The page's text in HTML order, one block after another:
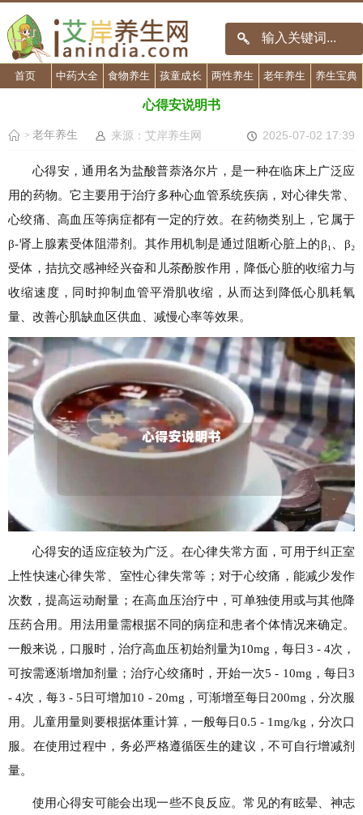
首页 中药大全 食物养生 孩童成长 两性养生 老年养生 养生宝典
心得安说明书
> 老年养生 来源：艾岸养生网 2025-07-02 17:39
心得安，通用名为盐酸普萘洛尔片，是一种在临床上广泛应
用的药物。它主要用于治疗多种心血管系统疾病，对心律失常、
心绞痛、高血压等病症都有一定的疗效。在药物类别上，它属于
β-肾上腺素受体阻滞剂。其作用机制是通过阻断心脏上的β₁、β₂
受体，拮抗交感神经兴奋和儿茶酚胺作用，降低心脏的收缩力与
收缩速度，同时抑制血管平滑肌收缩，从而达到降低心肌耗氧
量、改善心肌缺血区供血、减慢心率等效果。
心得安的适应症较为广泛。在心律失常方面，可用于纠正室
上性快速心律失常、室性心律失常等；对于心绞痛，能减少发作
次数，提高运动耐量；在高血压治疗中，可单独使用或与其他降
压药合用。用法用量需根据不同的病症和患者个体情况来确定。
一般来说，口服时，治疗高血压初始剂量为10mg，每日3 - 4次，
可按需逐渐增加剂量；治疗心绞痛时，开始一次5 - 10mg，每日3
- 4次，每3 - 5日可增加10 - 20mg，可渐增至每日200mg，分次服
用。儿童用量则要根据体重计算，一般每日0.5 - 1mg/kg，分次口
服。在使用过程中，务必严格遵循医生的建议，不可自行增减剂
量。
使用心得安可能会出现一些不良反应。常见的有眩晕、神志